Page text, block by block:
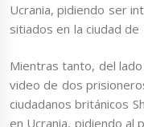
Ucrania, pidiendo ser
sitiados en la ciudad de
Mientras tanto, del
video de dos
ciudadanos británicos
en Ucrania, pidiendo al